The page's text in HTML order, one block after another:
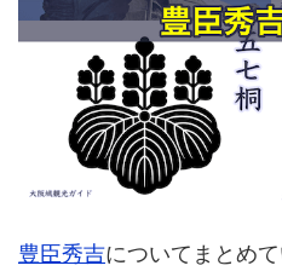
豊臣秀吉についてまとめ